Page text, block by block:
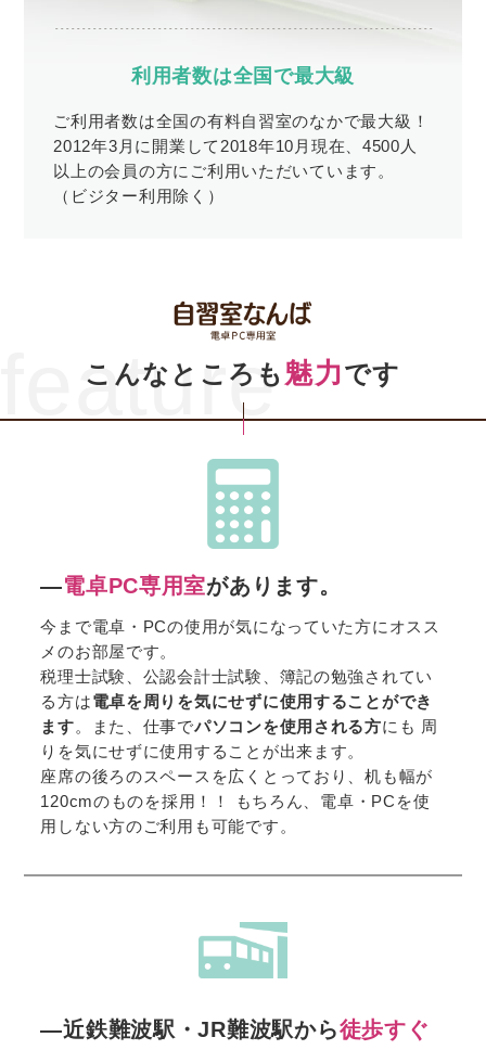
利用者数は全国で最大級
ご利用者数は全国の有料自習室のなかで最大級！
2012年3月に開業して2018年10月現在、4500人
以上の会員の方にご利用いただいています。
（ビジター利用除く）
こんなところも 魅力です
feature
―電卓PC専用室があります。
今まで電卓・PCの使用が気になっていた方にオスス
メのお部屋です。
税理士試験、公認会計士試験、簿記の勉強されてい
る方は電卓を周りを気にせずに使用することができ
ます。また、仕事でパソコンを使用される方にも 周
りを気にせずに使用することが出来ます。
座席の後ろのスペースを広くとっており、机も幅が
120cmのものを採用！！ もちろん、電卓・PCを使
用しない方のご利用も可能です。
―近鉄難波駅・JR難波駅から徒歩すぐ